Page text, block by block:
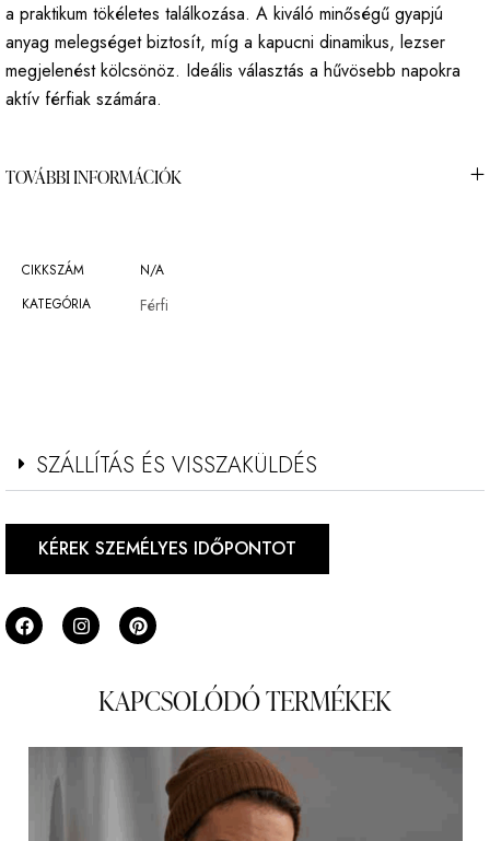
a praktikum tökéletes találkozása. A kiváló minőségű gyapjú
anyag melegséget biztosít, míg a kapucni dinamikus, lezser
megjelenést kölcsönöz. Ideális választás a hűvösebb napokra
aktív férfiak számára.
TOVÁBBI INFORMÁCIÓK
CIKKSZÁM
N/A
KATEGÓRIA
Férfi
SZÁLLÍTÁS ÉS VISSZAKÜLDÉS
KÉREK SZEMÉLYES IDŐPONTOT
KAPCSOLÓDÓ TERMÉKEK